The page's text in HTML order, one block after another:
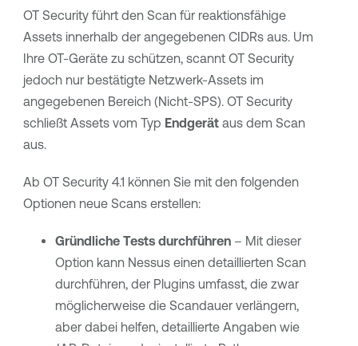
OT Securityführt den Scan für reaktionsfähige
Assets innerhalb der angegebenen CIDRs aus. Um
Ihre OT-Geräte zu schützen, scannt OT Security
jedoch nur bestätigte Netzwerk-Assets im
angegebenen Bereich (Nicht-SPS). OT Security
schließt Assets vom Typ Endgerätaus dem Scan
aus.
Ab OT Security4.1 können Sie mit den folgenden
Optionen neue Scans erstellen:
Gründliche Tests durchführen– Mit dieser
Option kann Nessus einen detaillierten Scan
durchführen, der Plugins umfasst, die zwar
möglicherweise die Scandauer verlängern,
aber dabei helfen, detaillierte Angaben wie